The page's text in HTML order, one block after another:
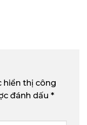
hiển thị công
đánh dấu *